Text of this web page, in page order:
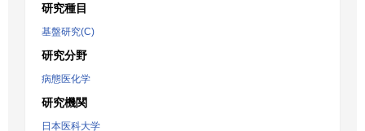
研究種目
基盤研究(C)
研究分野
病態医化学
研究機関
日本医科大学